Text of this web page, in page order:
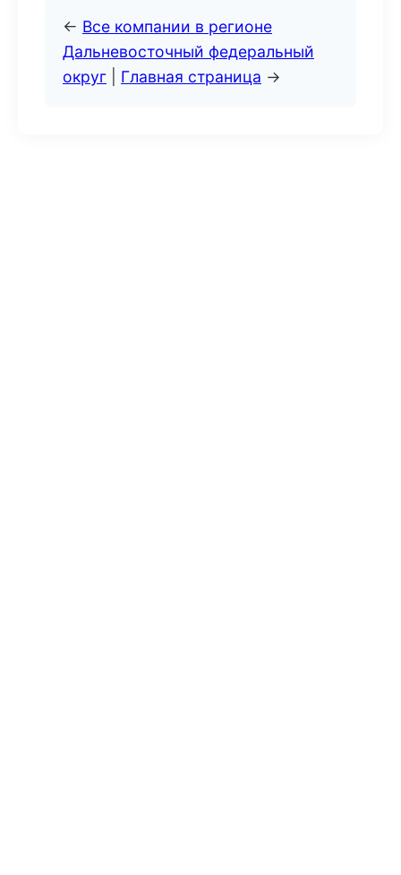
← Все компании в регионе
Дальневосточный федеральный
округ
Главная страница →